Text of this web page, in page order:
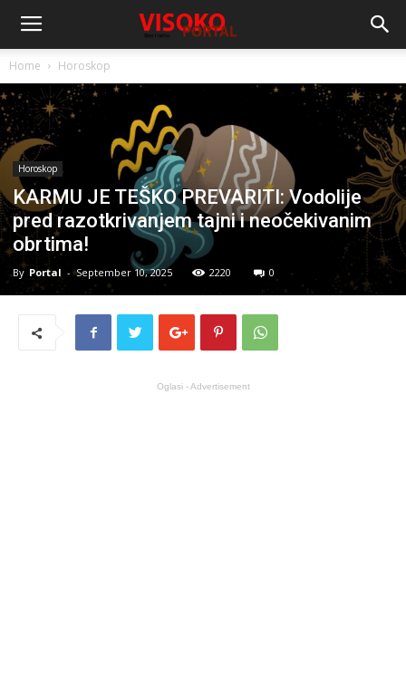
Home Horoskop
Horoskop
KARMU JE TEŠKO PREVARITI: Vodolije
pred razotkrivanjem tajni i neočekivanim
obrtima!
By Portal - September 10, 2025 2220 0
Oglasi - Advertisement